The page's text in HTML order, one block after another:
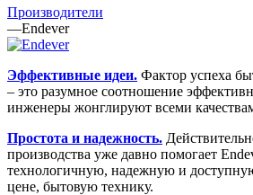
Производители
—Endever
Эффективные идеи. Фактор успеха
– это разумное соотношение
инженеры жонглируют всеми
Простота и надежность.
производства уже давно помогает
технологичную, надежную и
цене, бытовую технику.